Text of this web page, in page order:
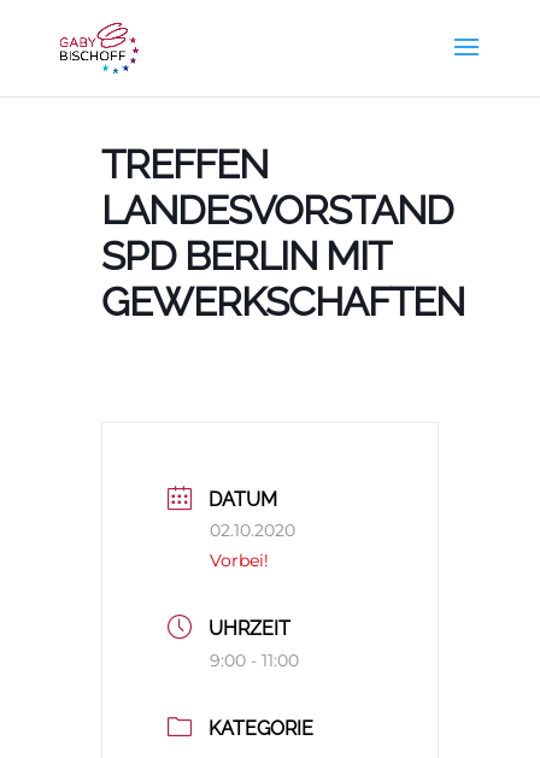
TREFFEN
LANDESVORSTAND
SPD BERLIN MIT
GEWERKSCHAFTEN
DATUM
02.10.2020
Vorbei!
UHRZEIT
9:00 - 11:00
KATEGORIE